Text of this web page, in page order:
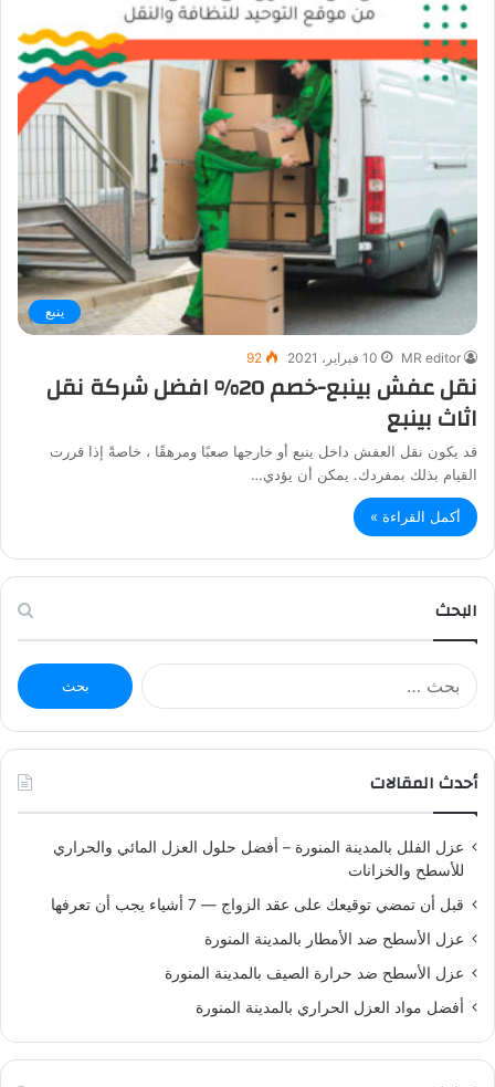
ينبع
MR editor 10 فبراير، 2021 92
نقل عفش بينبع-خصم 20% افضل شركة نقل
اثاث بينبع
قد يكون نقل العفش داخل ينبع أو خارجها صعبًا ومرهقًا ، خاصةً إذا قررت
القيام بذلك بمفردك. يمكن أن يؤدي…
أكمل القراءة »
البحث
ن
:
أحدث المقالات
عزل الفلل بالمدينة المنورة – أفضل حلول العزل المائي والحراري
للأسطح والخزانات
قبل أن تمضي توقيعك على عقد الزواج — 7 أشياء يجب أن تعرفها
عزل الأسطح ضد الأمطار بالمدينة المنورة
عزل الأسطح ضد حرارة الصيف بالمدينة المنورة
أفضل مواد العزل الحراري بالمدينة المنورة